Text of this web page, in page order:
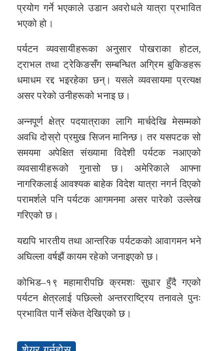
प्रयोग गर्ने भएकाले उडान अवरोधले यात्रा प्रभावित
भएको हो।
पर्यटन व्यवसायीहरूका अनुसार पोखराका होटल,
ट्राभल तथा ट्रेकिङसँग सम्बन्धित अग्रिम बुकिङहरू
धमाधम रद्द भइरहेका छन्। यसले व्यवसायमा प्रत्यक्ष
असर परेको उनीहरूको भनाइ छ।
अन्नपूर्ण क्षेत्र पदयात्राका लागि मार्चदेखि मेसम्मको
अवधि दोस्रो प्रमुख सिजन मानिन्छ। तर यसपटक सो
समयमा अपेक्षित संख्यामा विदेशी पर्यटक नआएको
व्यवसायीहरूको गुनासो छ। अमेरिकाले आफ्ना
नागरिकलाई आवश्यक बाहेक विदेश यात्रा नगर्न दिएको
परामर्शले पनि पर्यटक आगमनमा असर पारेको उल्लेख
गरिएको छ।
यद्यपि भारतीय तथा आन्तरिक पर्यटकको आवागमन भने
अघिल्ला वर्षझैं कायम रहेको जनाइएको छ।
कोभिड–१९ महामारीपछि क्रमशः सुधार हुँदै गएको
पर्यटन क्षेत्रलाई पछिल्लो अन्तरराष्ट्रिय तनावले पुनः
प्रभावित पार्ने संकेत देखिएको छ।